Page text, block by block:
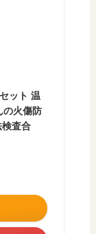
ット 温
の火傷防
査合